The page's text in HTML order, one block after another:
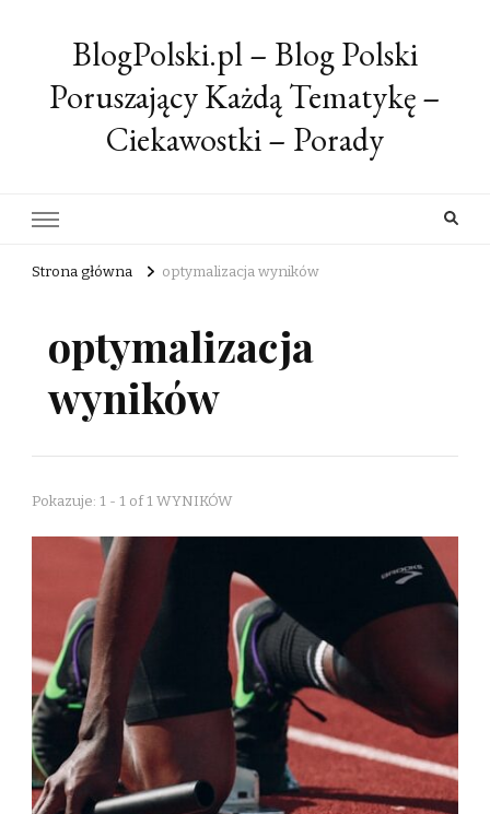
BlogPolski.pl – Blog Polski
Poruszający Każdą Tematykę –
Ciekawostki – Porady
Strona główna optymalizacja wyników
optymalizacja
wyników
Pokazuje: 1 - 1 of 1 WYNIKÓW